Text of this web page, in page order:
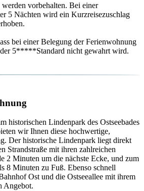
vorbehalten. Bei einer
5 Nächten wird ein Kurzreisezuschlag
bei einer Belegung der Ferienwohnung
der 5*****Standard nicht gewahrt wird.
historischen Lindenpark des Ostseebades
wir Ihnen diese hochwertige,
Der historische Lindenpark liegt direkt
Strandstraße mit ihren zahlreichen
2 Minuten um die nächste Ecke, und zum
8 Minuten zu Fuß. Ebenso schnell
Ost und die Ostseeallee mit ihrem
Angebot.